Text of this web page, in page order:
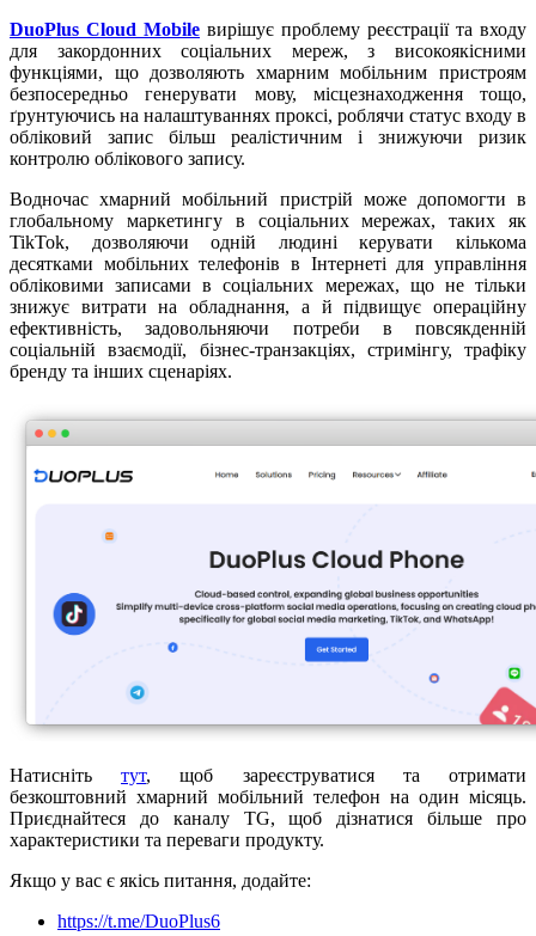
DuoPlus Cloud Mobile вирішує проблему реєстрації та входу
для закордонних соціальних мереж, з високоякісними
функціями, що дозволяють хмарним мобільним пристроям
безпосередньо генерувати мову, місцезнаходження тощо,
ґрунтуючись на налаштуваннях проксі, роблячи статус входу в
обліковий запис більш реалістичним і знижуючи ризик
контролю облікового запису.
Водночас хмарний мобільний пристрій може допомогти в
глобальному маркетингу в соціальних мережах, таких як
TikTok, дозволяючи одній людині керувати кількома
десятками мобільних телефонів в Інтернеті для управління
обліковими записами в соціальних мережах, що не тільки
знижує витрати на обладнання, а й підвищує операційну
ефективність, задовольняючи потреби в повсякденній
соціальній взаємодії, бізнес-транзакціях, стримінгу, трафіку
бренду та інших сценаріях.
Натиснітьтут, щоб зареєструватися та отримати
безкоштовний хмарний мобільний телефон на один місяць.
Приєднайтеся до каналу TG, щоб дізнатися більше про
характеристики та переваги продукту.
Якщо у вас є якісь питання, додайте:
https://t.me/DuoPlus6